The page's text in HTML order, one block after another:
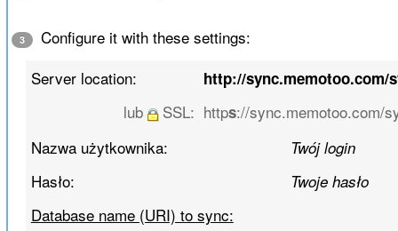
3
Configure it with these settings:
Server location:
http://sync.memotoo.com/
lub SSL: https://sync.memotoo.com/
Nazwa użytkownika:
Twój login
Hasło: Twoje hasło
Database name (URI) to sync: